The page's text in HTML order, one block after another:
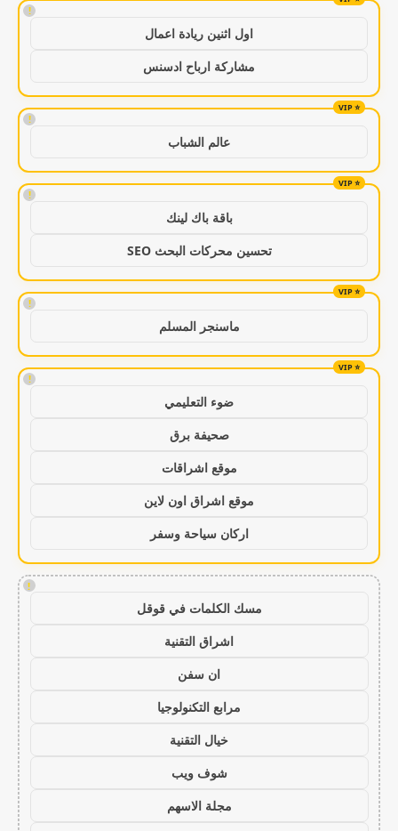
!
اول اثنين ريادة اعمال
مشاركة ارباح ادسنس
!
عالم الشباب
!
باقة باك لينك
تحسين محركات البحث SEO
!
ماسنجر المسلم
!
ضوء التعليمي
صحيفة برق
موقع اشراقات
موقع اشراق اون لاين
اركان سياحة وسفر
!
مسك الكلمات في قوقل
اشراق التقنية
ان سفن
مرابع التكنولوجيا
خيال التقنية
شوف ويب
مجلة الاسهم